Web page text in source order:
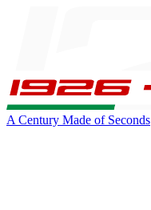
A Century Made of Seconds